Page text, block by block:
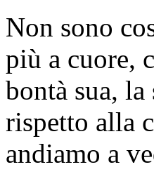
Non sono
più a cuore,
bontà sua, la
rispetto alla
andiamo a